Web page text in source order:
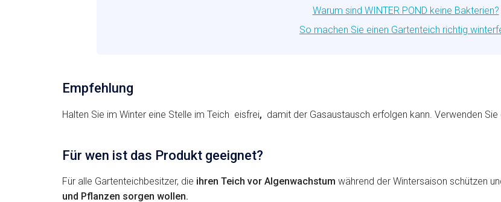
Warum sind WINTER POND keine Bakterien?
So machen Sie einen Gartenteich richtig
Empfehlung
Halten Sie im Winter eine Stelle im Teich eisfrei, damit der Gasaustausch erfolgen kann. Verwenden
Für wen ist das Produkt geeignet?
Für alle Gartenteichbesitzer, die ihren Teich vor Algenwachstum während der Wintersaison schützen
und Pflanzen sorgen wollen.